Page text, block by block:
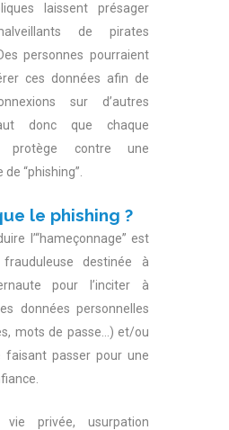
laissent présager
de pirates
personnes pourraient
ces données afin de
sur d’autres
donc que chaque
protège contre une
“phishing”.
le phishing ?
l’“hameçonnage” est
destinée à
pour l’inciter à
données personnelles
mots de passe…) et/ou
faisant passer pour une
privée, usurpation